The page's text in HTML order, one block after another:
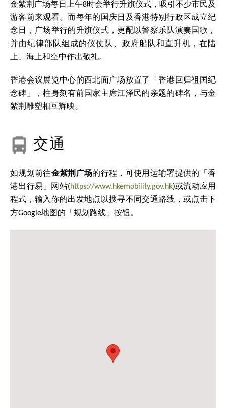
金紫荆广场每日上午8时会举行升旗仪式，吸引不少市民及
游客前来观看。而每年的国庆日及香港特别行政区成立纪
念日，广场举行的升旗仪式，更配以警察乐队演奏国歌，
并由纪律部队组成的仪仗队、政府船队和直升机，在陆
上、海上和空中作出敬礼。
香港会议展览中心的西北面广场放置了「香港回归祖国纪
念碑」，柱身刻有前国家主席江泽民的亲题的碑名，与金
紫荆雕塑相互辉映。
交通
如规划前往金紫荆广场的行程，可使用运输署提供的「香
港出行易」网站(https://www.hkemobility.gov.hk)或流动应用
程式，输入你的出发地点以搜寻不同交通路线，或点击下
方Google地图的「规划路线」按钮。